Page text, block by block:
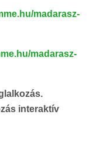
madarasz-
madarasz-
interaktív